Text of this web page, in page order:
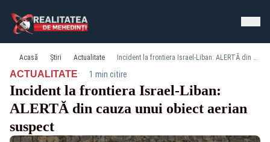
Acasă Știri Actualitate Incident la frontiera Israel-Liban: ALERTĂ din cauza unui obiect aerian suspect
ACTUALITATE· 1 min citire
Incident la frontiera Israel-Liban:
ALERTĂ din cauza unui obiect aerian
suspect